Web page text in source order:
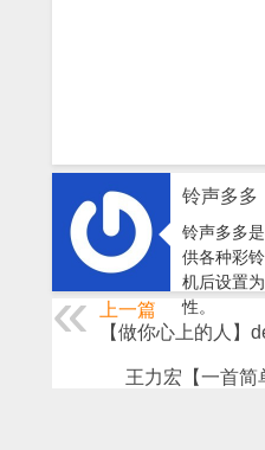
铃声多多
铃声多多
供各种彩
机后设置
性。
上一篇
【做你心上的人】
王力宏【一首简